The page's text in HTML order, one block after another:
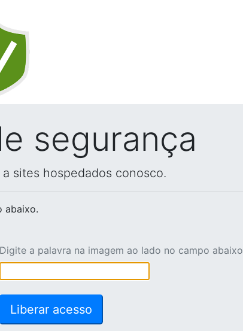
segurança
sites hospedados conosco.
abaixo.
Digite a palavra na imagem ao lado no campo abaixo